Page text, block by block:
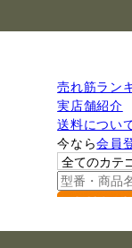
売れ筋ラン
実店舗紹介
送料につい
今なら会員